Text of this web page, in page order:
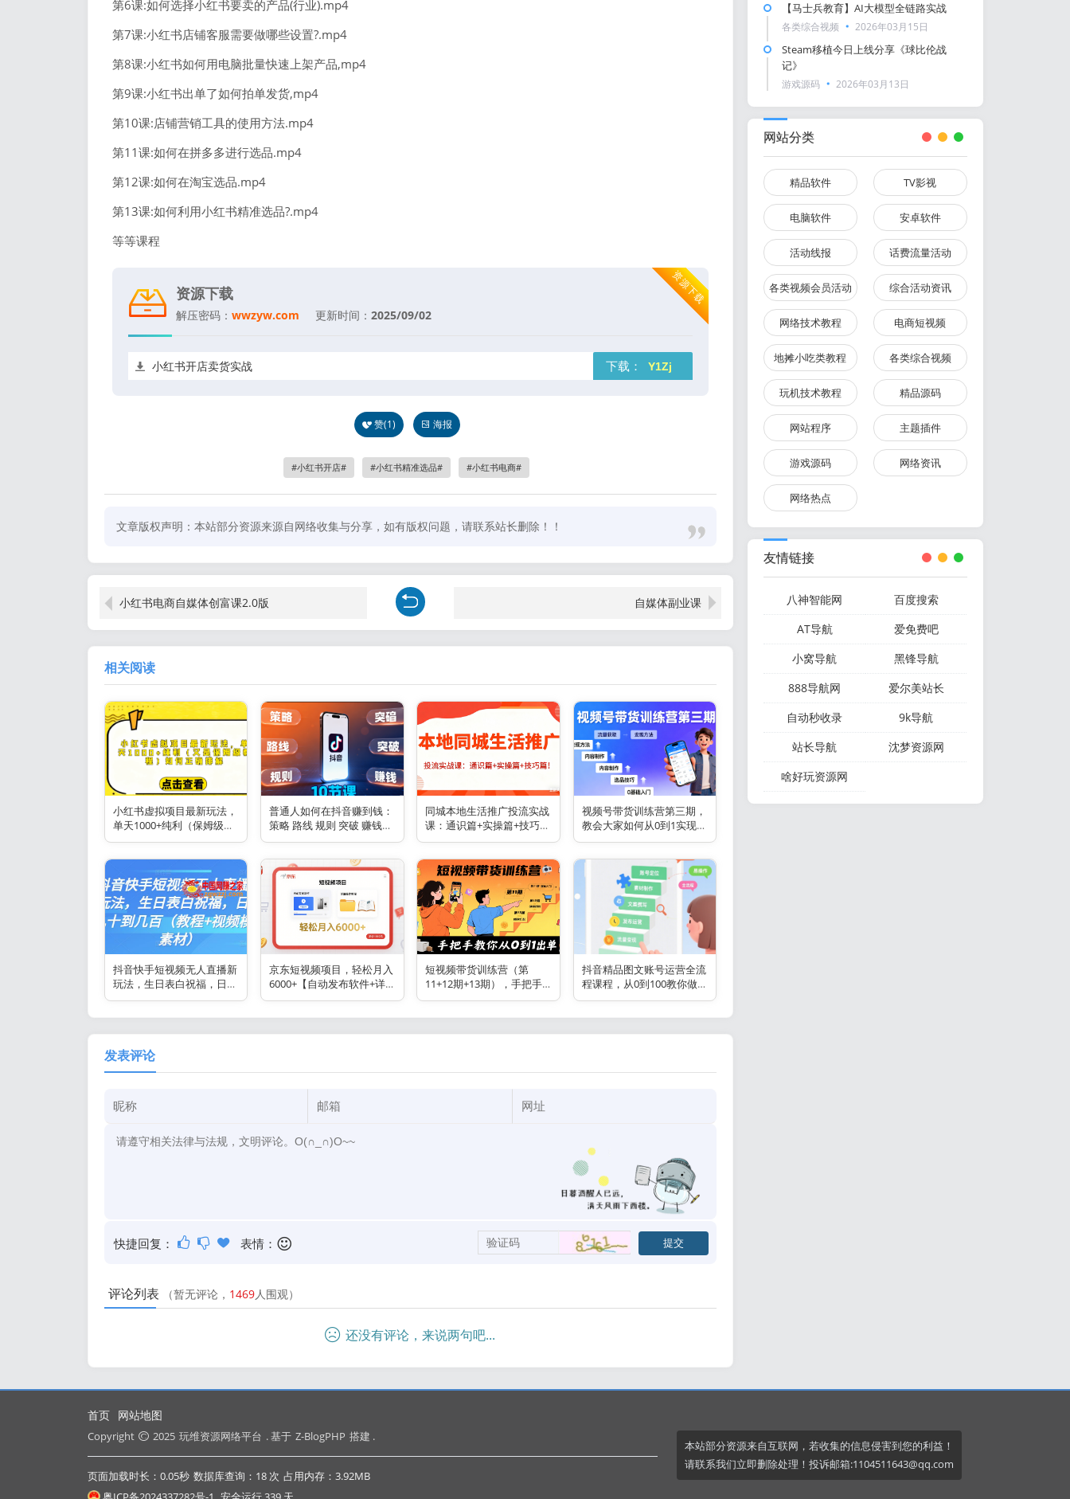
第6课:如何选择小红书要卖的产品(行业).mp4
第7课:小红书店铺客服需要做哪些设置?.mp4
第8课:小红书如何用电脑批量快速上架产品,mp4
第9课:小红书出单了如何拍单发货,mp4
第10课:店铺营销工具的使用方法.mp4
第11课:如何在拼多多进行选品.mp4
第12课:如何在淘宝选品.mp4
第13课:如何利用小红书精准选品?.mp4
等等课程
资源下载
资源下载
解压密码： wwzyw.com 更新时间： 2025/09/02
下载：
小红书开店卖货实战
赞(1) 海报
小红书开店 小红书精准选品 小红书电商
文章版权声明：本站部分资源来源自网络收集与分享，如有版权问题，请联系站长删除！！
小红书电商自媒体创富课2.0版 自媒体副业课
相关阅读
小红书虚拟项目最新玩法，
单天1000+纯利（保姆级教
程文档）
普通人如何在抖音赚到钱：
策略 路线 规则 突破 赚钱
（10节课）
同城本地生活推广投流实战
课：通识篇+实操篇+技巧
篇！
视频号带货训练营第三期，
教会大家如何从0到1实现视
频号带货
抖音快手短视频无人直播新
玩法，生日表白祝福，日赚
几十到几百（教程+视频模
京东短视频项目，轻松月入
6000+【自动发布软件+详
细操作教程】 外面收费
短视频带货训练营（第
11+12期+13期），手把手
教你短视频带货
抖音精品图文账号运营全流
程课程，从0到100教你做图
文账号（低门槛，易操作）
发表评论
快捷回复： 表情：
评论列表 （暂无评论， 1469人围观）
还没有评论，来说两句吧...
【马士兵教育】AI大模型全链路实战
各类综合视频 2026年03月15日
Steam移植今日上线分享《球比伦战
记》
游戏源码 2026年03月13日
网站分类
精品软件 TV影视
电脑软件 安卓软件
活动线报 话费流量活动
各类视频会员活动 综合活动资讯
网络技术教程 电商短视频
地摊小吃类教程 各类综合视频
玩机技术教程 精品源码
网站程序 主题插件
游戏源码 网络资讯
网络热点
友情链接
八神智能网
百度搜索
AT导航
爱免费吧
小窝导航
黑锋导航
888导航网
爱尔美站长
自动秒收录
9k导航
站长导航
沈梦资源网
啥好玩资源网
首页 网站地图
Copyright 2025 玩维资源网络平台 . 基于 Z-BlogPHP 搭建 .
本站部分资源来自互联网，若收集的信息侵害到您的利益！
请联系我们立即删除处理！投诉邮箱:1104511643@qq.com
页面加载时长：0.05秒 数据库查询：18 次 占用内存：3.92MB